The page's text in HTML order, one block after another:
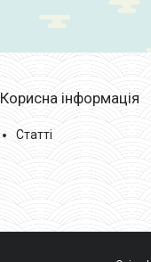
Корисна інформація
Статті